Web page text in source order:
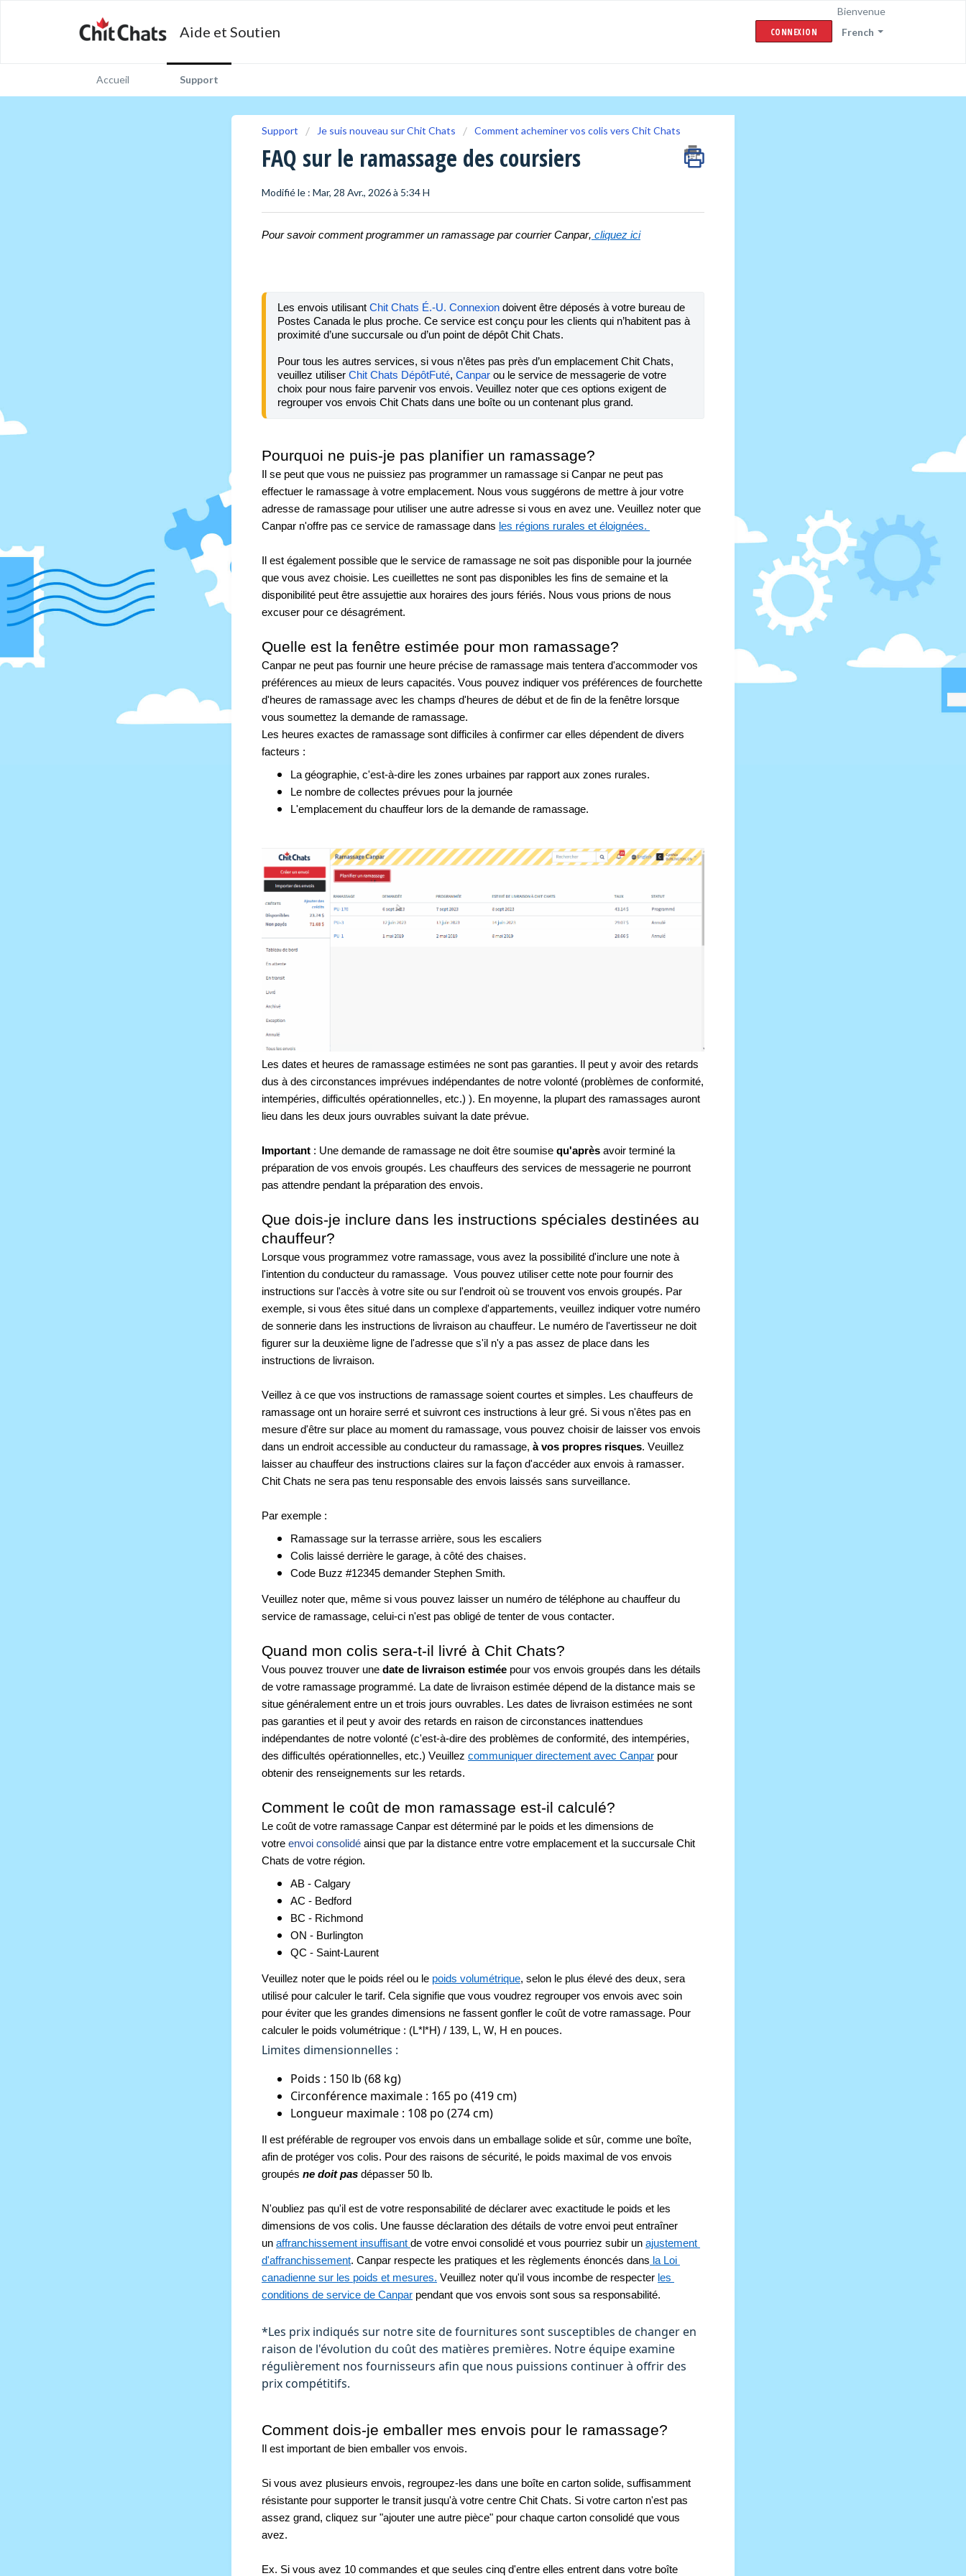
Aide et Soutien French
Bienvenue
CONNEXION
Accueil Support
Support Je suis nouveau sur Chit Chats Comment acheminer vos colis vers Chit Chats
FAQ sur le ramassage des coursiers
Modifié le : Mar, 28 Avr., 2026 à 5:34 H
Pour savoir comment programmer un ramassage par courrier Canpar, cliquez ici
Les envois utilisant Chit Chats É.-U. Connexion doivent être déposés à votre bureau de
Postes Canada le plus proche. Ce service est conçu pour les clients qui n’habitent pas à
proximité d’une succursale ou d’un point de dépôt Chit Chats.
Pour tous les autres services, si vous n’êtes pas près d’un emplacement Chit Chats,
veuillez utiliser Chit Chats DépôtFuté, Canpar ou le service de messagerie de votre
choix pour nous faire parvenir vos envois. Veuillez noter que ces options exigent de
regrouper vos envois Chit Chats dans une boîte ou un contenant plus grand.
Pourquoi ne puis-je pas planifier un ramassage?
Il se peut que vous ne puissiez pas programmer un ramassage si Canpar ne peut pas
effectuer le ramassage à votre emplacement. Nous vous suggérons de mettre à jour votre
adresse de ramassage pour utiliser une autre adresse si vous en avez une. Veuillez noter que
Canpar n'offre pas ce service de ramassage dans les régions rurales et éloignées.
Il est également possible que le service de ramassage ne soit pas disponible pour la journée
que vous avez choisie. Les cueillettes ne sont pas disponibles les fins de semaine et la
disponibilité peut être assujettie aux horaires des jours fériés. Nous vous prions de nous
excuser pour ce désagrément.
Quelle est la fenêtre estimée pour mon ramassage?
Canpar ne peut pas fournir une heure précise de ramassage mais tentera d'accommoder vos
préférences au mieux de leurs capacités. Vous pouvez indiquer vos préférences de fourchette
d'heures de ramassage avec les champs d'heures de début et de fin de la fenêtre lorsque
vous soumettez la demande de ramassage.
Les heures exactes de ramassage sont difficiles à confirmer car elles dépendent de divers
facteurs :
La géographie, c'est-à-dire les zones urbaines par rapport aux zones rurales.
Le nombre de collectes prévues pour la journée
L'emplacement du chauffeur lors de la demande de ramassage.
Les dates et heures de ramassage estimées ne sont pas garanties. Il peut y avoir des retards
dus à des circonstances imprévues indépendantes de notre volonté (problèmes de conformité,
intempéries, difficultés opérationnelles, etc.) ). En moyenne, la plupart des ramassages auront
lieu dans les deux jours ouvrables suivant la date prévue.
Important : Une demande de ramassage ne doit être soumise qu'après avoir terminé la
préparation de vos envois groupés. Les chauffeurs des services de messagerie ne pourront
pas attendre pendant la préparation des envois.
Que dois-je inclure dans les instructions spéciales destinées au
chauffeur?
Lorsque vous programmez votre ramassage, vous avez la possibilité d'inclure une note à
l'intention du conducteur du ramassage.  Vous pouvez utiliser cette note pour fournir des
instructions sur l'accès à votre site ou sur l'endroit où se trouvent vos envois groupés. Par
exemple, si vous êtes situé dans un complexe d'appartements, veuillez indiquer votre numéro
de sonnerie dans les instructions de livraison au chauffeur. Le numéro de l'avertisseur ne doit
figurer sur la deuxième ligne de l'adresse que s'il n'y a pas assez de place dans les
instructions de livraison.
Veillez à ce que vos instructions de ramassage soient courtes et simples. Les chauffeurs de
ramassage ont un horaire serré et suivront ces instructions à leur gré. Si vous n'êtes pas en
mesure d'être sur place au moment du ramassage, vous pouvez choisir de laisser vos envois
dans un endroit accessible au conducteur du ramassage, à vos propres risques. Veuillez
laisser au chauffeur des instructions claires sur la façon d'accéder aux envois à ramasser.
Chit Chats ne sera pas tenu responsable des envois laissés sans surveillance.
Par exemple :
Ramassage sur la terrasse arrière, sous les escaliers
Colis laissé derrière le garage, à côté des chaises.
Code Buzz #12345 demander Stephen Smith.
Veuillez noter que, même si vous pouvez laisser un numéro de téléphone au chauffeur du
service de ramassage, celui-ci n'est pas obligé de tenter de vous contacter.
Quand mon colis sera-t-il livré à Chit Chats?
Vous pouvez trouver une date de livraison estimée pour vos envois groupés dans les détails
de votre ramassage programmé. La date de livraison estimée dépend de la distance mais se
situe généralement entre un et trois jours ouvrables. Les dates de livraison estimées ne sont
pas garanties et il peut y avoir des retards en raison de circonstances inattendues
indépendantes de notre volonté (c'est-à-dire des problèmes de conformité, des intempéries,
des difficultés opérationnelles, etc.) Veuillez communiquer directement avec Canpar pour
obtenir des renseignements sur les retards.
Comment le coût de mon ramassage est-il calculé?
Le coût de votre ramassage Canpar est déterminé par le poids et les dimensions de
votre envoi consolidé ainsi que par la distance entre votre emplacement et la succursale Chit
Chats de votre région.
AB - Calgary
AC - Bedford
BC - Richmond
ON - Burlington
QC - Saint-Laurent
Veuillez noter que le poids réel ou le poids volumétrique, selon le plus élevé des deux, sera
utilisé pour calculer le tarif. Cela signifie que vous voudrez regrouper vos envois avec soin
pour éviter que les grandes dimensions ne fassent gonfler le coût de votre ramassage. Pour
calculer le poids volumétrique : (L*l*H) / 139, L, W, H en pouces.
Limites dimensionnelles :
Poids : 150 lb (68 kg)
Circonférence maximale : 165 po (419 cm)
Longueur maximale : 108 po (274 cm)
Il est préférable de regrouper vos envois dans un emballage solide et sûr, comme une boîte,
afin de protéger vos colis. Pour des raisons de sécurité, le poids maximal de vos envois
groupés ne doit pas dépasser 50 lb.
N'oubliez pas qu'il est de votre responsabilité de déclarer avec exactitude le poids et les
dimensions de vos colis. Une fausse déclaration des détails de votre envoi peut entraîner
un affranchissement insuffisant de votre envoi consolidé et vous pourriez subir un ajustement
d'affranchissement. Canpar respecte les pratiques et les règlements énoncés dans la Loi
canadienne sur les poids et mesures. Veuillez noter qu'il vous incombe de respecter les
conditions de service de Canpar pendant que vos envois sont sous sa responsabilité.
*Les prix indiqués sur notre site de fournitures sont susceptibles de changer en
raison de l'évolution du coût des matières premières. Notre équipe examine
régulièrement nos fournisseurs afin que nous puissions continuer à offrir des
prix compétitifs.
Comment dois-je emballer mes envois pour le ramassage?
Il est important de bien emballer vos envois.
Si vous avez plusieurs envois, regroupez-les dans une boîte en carton solide, suffisamment
résistante pour supporter le transit jusqu'à votre centre Chit Chats. Si votre carton n'est pas
assez grand, cliquez sur "ajouter une autre pièce" pour chaque carton consolidé que vous
avez.
Ex. Si vous avez 10 commandes et que seules cinq d'entre elles entrent dans votre boîte